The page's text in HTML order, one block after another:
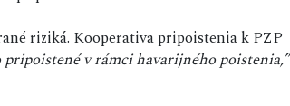
riziká. Kooperativa pripoistenia k PZP
v rámci havarijného poistenia,”